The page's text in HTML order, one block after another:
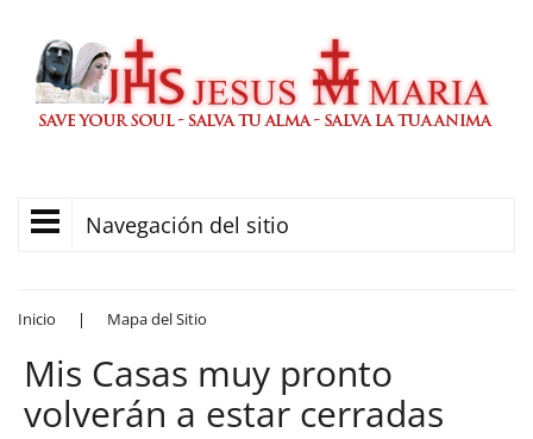
Navegación del sitio
Inicio | Mapa del Sitio
Mis Casas muy pronto
volverán a estar cerradas